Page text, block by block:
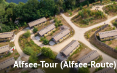
Alfsee-Tour (Alfsee-Route)